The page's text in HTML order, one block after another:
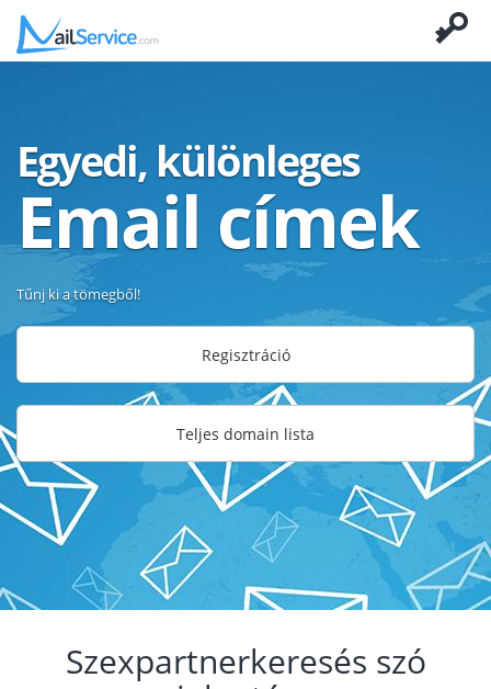
Egyedi, különleges
Email címek
Tűnj ki a tömegből!
Regisztráció
Teljes domain lista
Szexpartnerkeresés szó